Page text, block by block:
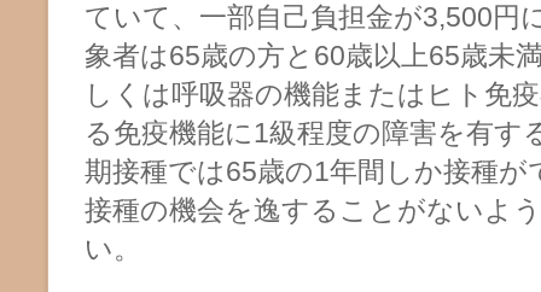
ていて、一部自己負担金が3,500円
象者は65歳の方と 60歳以上65歳未
しくは呼吸器の機能またはヒト免
る免疫機能に1級程度の障害を有す
期接種では65歳の1年間しか接種
接種の機会を逸することがないよ
い。